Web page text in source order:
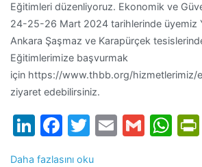
Eğitimleri düzenliyoruz. Ekonomik ve
24-25-26 Mart 2024 tarihlerinde üyemiz
Ankara Şaşmaz ve Karapürçek
Eğitimlerimize başvurmak
için https://www.thbb.org/hizmetlerimiz/
ziyaret edebilirsiniz.
LinkedIn
Facebook
Twitter
EmailGmail
Daha fazlasını oku